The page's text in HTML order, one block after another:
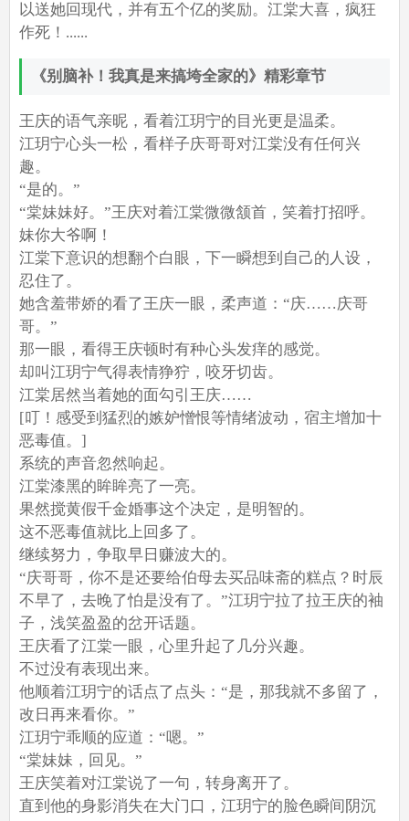
以送她回现代，并有五个亿的奖励。江棠大喜，疯狂
作死！......
《别脑补！我真是来搞垮全家的》精彩章节
王庆的语气亲昵，看着江玥宁的目光更是温柔。
江玥宁心头一松，看样子庆哥哥对江棠没有任何兴
趣。
“是的。”
“棠妹妹好。”王庆对着江棠微微颔首，笑着打招呼。
妹你大爷啊！
江棠下意识的想翻个白眼，下一瞬想到自己的人设，
忍住了。
她含羞带娇的看了王庆一眼，柔声道：“庆……庆哥
哥。”
那一眼，看得王庆顿时有种心头发痒的感觉。
却叫江玥宁气得表情狰狞，咬牙切齿。
江棠居然当着她的面勾引王庆……
[叮！感受到猛烈的嫉妒憎恨等情绪波动，宿主增加十
恶毒值。]
系统的声音忽然响起。
江棠漆黑的眸眸亮了一亮。
果然搅黄假千金婚事这个决定，是明智的。
这不恶毒值就比上回多了。
继续努力，争取早日赚波大的。
“庆哥哥，你不是还要给伯母去买品味斋的糕点？时辰
不早了，去晚了怕是没有了。”江玥宁拉了拉王庆的袖
子，浅笑盈盈的岔开话题。
王庆看了江棠一眼，心里升起了几分兴趣。
不过没有表现出来。
他顺着江玥宁的话点了点头：“是，那我就不多留了，
改日再来看你。”
江玥宁乖顺的应道：“嗯。”
“棠妹妹，回见。”
王庆笑着对江棠说了一句，转身离开了。
直到他的身影消失在大门口，江玥宁的脸色瞬间阴沉